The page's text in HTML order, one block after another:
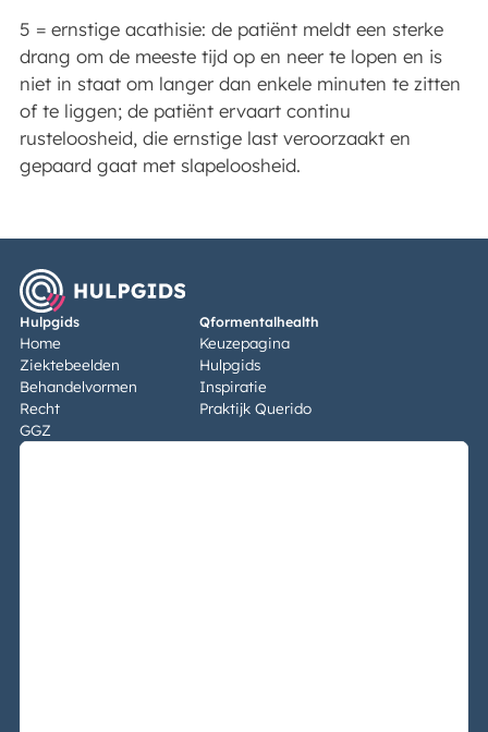
5 = ernstige acathisie: de patiënt meldt een sterke
drang om de meeste tijd op en neer te lopen en is
niet in staat om langer dan enkele minuten te zitten
of te liggen; de patiënt ervaart continu
rusteloosheid, die ernstige last veroorzaakt en
gepaard gaat met slapeloosheid.
Hulpgids
Home
Ziektebeelden
Behandelvormen
Recht
GGZ
Qformentalhealth
Keuzepagina
Hulpgids
Inspiratie
Praktijk Querido